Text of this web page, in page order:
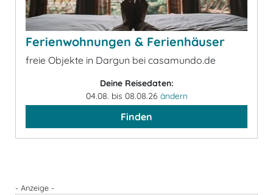
Ferienwohnungen & Ferienhäuser
freie Objekte in Dargun bei casamundo.de
Deine Reisedaten:
04.08. bis 08.08.26 ändern
Finden
- Anzeige -